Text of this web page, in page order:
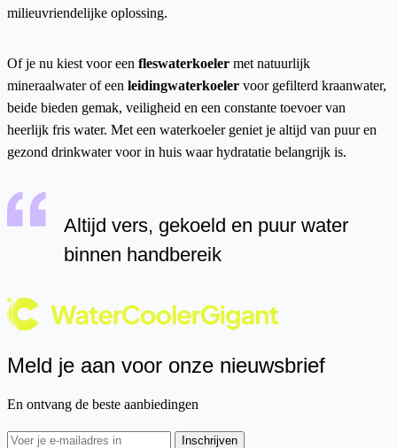
milieuvriendelijke oplossing.
Of je nu kiest voor een fleswaterkoeler met natuurlijk
mineraalwater of een leidingwaterkoeler voor gefilterd kraanwater,
beide bieden gemak, veiligheid en een constante toevoer van
heerlijk fris water. Met een waterkoeler geniet je altijd van puur en
gezond drinkwater voor in huis waar hydratatie belangrijk is.
Altijd vers, gekoeld en puur water
binnen handbereik
Meld je aan voor onze nieuwsbrief
En ontvang de beste aanbiedingen
Inschrijven